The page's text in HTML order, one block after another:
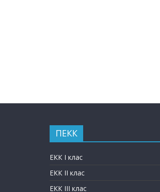
ПЕКК
ЕКК I клас
ЕКК II клас
ЕКК III клас